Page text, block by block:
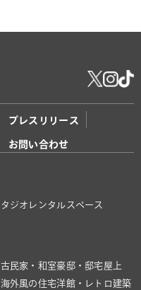
プレスリリース
お問い合わせ
ジオ レンタルスペース
民家・和室豪邸・邸宅屋上
海外風の住宅洋館・レトロ建築